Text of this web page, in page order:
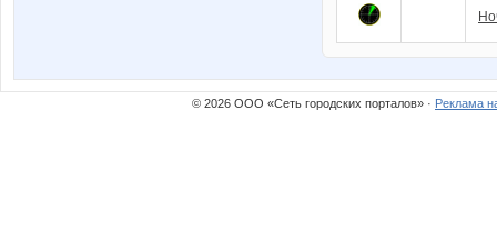
© 2026 ООО «Сеть городских порталов» · Реклама